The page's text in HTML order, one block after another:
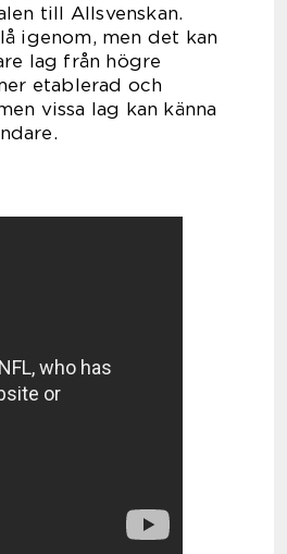
till Allsvenskan.
igenom, men det kan
lag från högre
etablerad och
vissa lag kan känna